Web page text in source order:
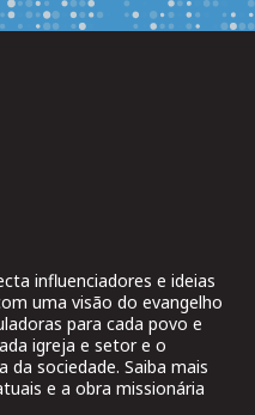
influenciadores e ideias
uma visão do evangelho
para cada povo e
igreja e setor e o
sociedade. Saiba mais
e a obra missionária